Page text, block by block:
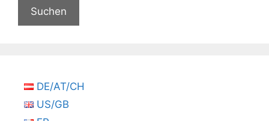
DE/AT/CH
US/GB